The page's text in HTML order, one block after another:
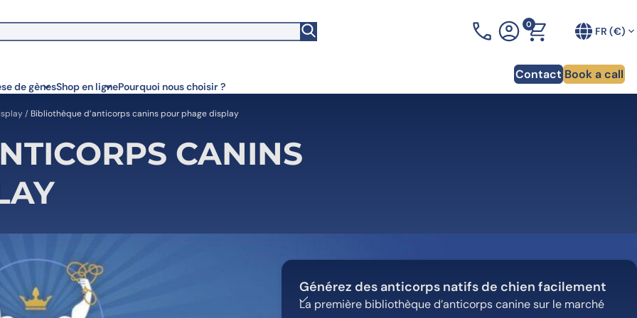
+33 (0)3 90 20 54 70
0
FR (€)
de gènesShop en lignePourquoi nous choisir ?
Contact Book a call
/ Bibliothèque d’anticorps canins pour phage display
CANINS
Générez des anticorps natifs de chien facilement
La première bibliothèque d’anticorps canine sur le marché